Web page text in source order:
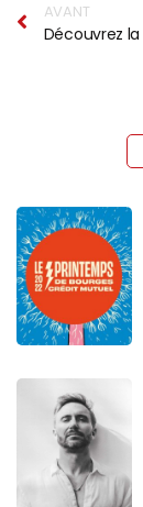
AVANT